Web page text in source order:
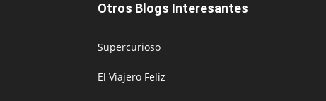
Otros Blogs Interesantes
Supercurioso
El Viajero Feliz